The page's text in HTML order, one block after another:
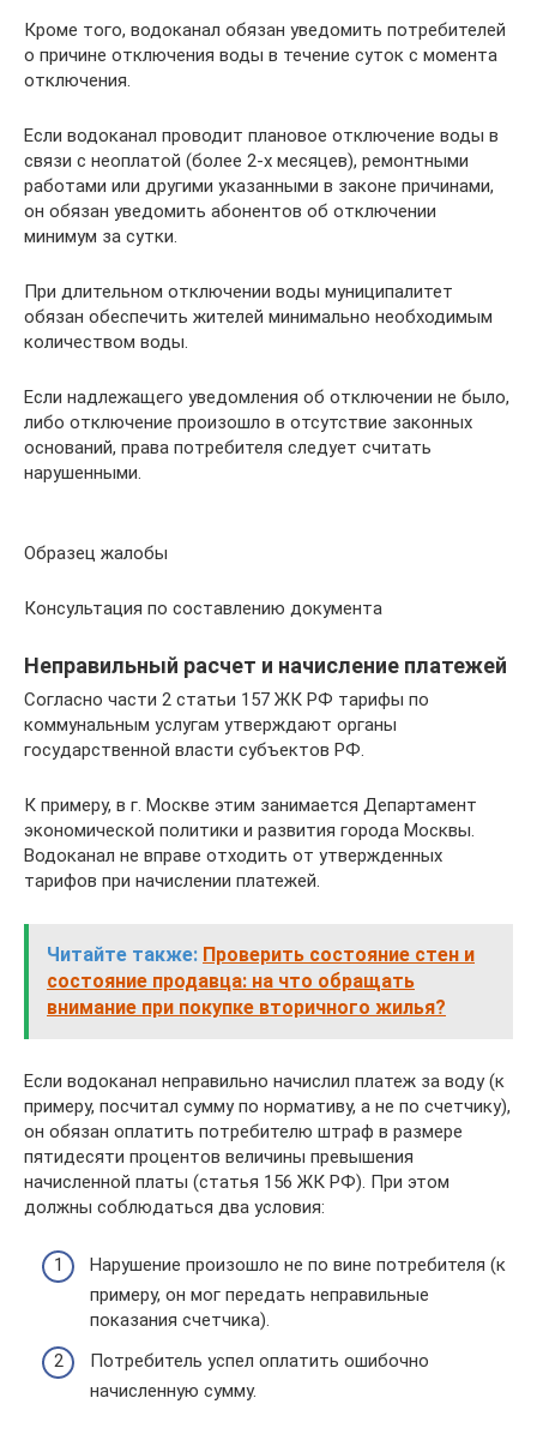
Кроме того, водоканал обязан уведомить потребителей
о причине отключения воды в течение суток с момента
отключения.
Если водоканал проводит плановое отключение воды в
связи с неоплатой (более 2-х месяцев), ремонтными
работами или другими указанными в законе причинами,
он обязан уведомить абонентов об отключении
минимум за сутки.
При длительном отключении воды муниципалитет
обязан обеспечить жителей минимально необходимым
количеством воды.
Если надлежащего уведомления об отключении не было,
либо отключение произошло в отсутствие законных
оснований, права потребителя следует считать
нарушенными.
Образец жалобы
Консультация по составлению документа
Неправильный расчет и начисление платежей
Согласно части 2 статьи 157 ЖК РФ тарифы по
коммунальным услугам утверждают органы
государственной власти субъектов РФ.
К примеру, в г. Москве этим занимается Департамент
экономической политики и развития города Москвы.
Водоканал не вправе отходить от утвержденных
тарифов при начислении платежей.
Читайте также: Проверить состояние стен и
состояние продавца: на что обращать
внимание при покупке вторичного жилья?
Если водоканал неправильно начислил платеж за воду (к
примеру, посчитал сумму по нормативу, а не по счетчику),
он обязан оплатить потребителю штраф в размере
пятидесяти процентов величины превышения
начисленной платы (статья 156 ЖК РФ). При этом
должны соблюдаться два условия:
Нарушение произошло не по вине потребителя (к
примеру, он мог передать неправильные
показания счетчика).
Потребитель успел оплатить ошибочно
начисленную сумму.